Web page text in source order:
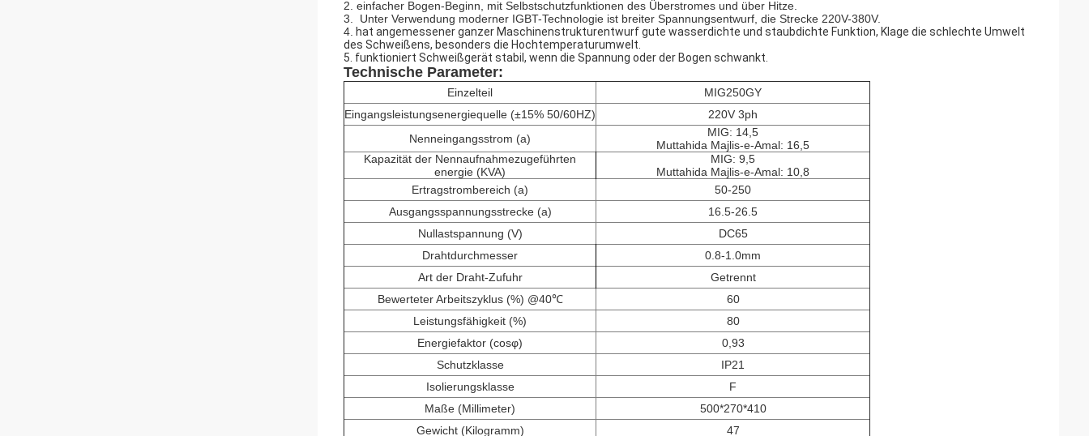
2. einfacher Bogen-Beginn, mit Selbstschutzfunktionen des Überstromes und über Hitze.
3. Unter Verwendung moderner IGBT-Technologie ist breiter Spannungsentwurf, die Strecke 220V-380V.
4. hat angemessener ganzer Maschinenstrukturentwurf gute wasserdichte und staubdichte Funktion, Klage die schlechte Umwelt
des Schweißens, besonders die Hochtemperaturumwelt.
5. funktioniert Schweißgerät stabil, wenn die Spannung oder der Bogen schwankt.
Technische Parameter:
Einzelteil
MIG250GY
Eingangsleistungsenergiequelle (±15% 50/60HZ)
220V 3ph
Nenneingangsstrom (a)
MIG: 14,5
Muttahida Majlis-e-Amal: 16,5
Kapazität der Nennaufnahmezugeführten
energie (KVA)
MIG: 9,5
Muttahida Majlis-e-Amal: 10,8
Ertragstrombereich (a)
50-250
Ausgangsspannungsstrecke (a)
16.5-26.5
Nullastspannung (V)
DC65
Drahtdurchmesser
0.8-1.0mm
Art der Draht-Zufuhr
Getrennt
Bewerteter Arbeitszyklus (%) @40℃
60
Leistungsfähigkeit (%)
80
Energiefaktor (cosφ)
0,93
Schutzklasse
IP21
Isolierungsklasse
F
Maße (Millimeter)
500*270*410
Gewicht (Kilogramm)
47